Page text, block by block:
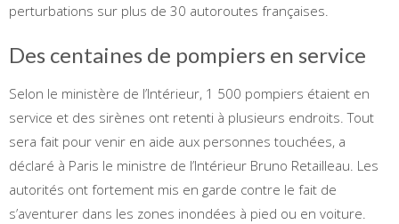
perturbations sur plus de 30 autoroutes françaises.
Des centaines de pompiers en service
Selon le ministère de l’Intérieur, 1 500 pompiers étaient en
service et des sirènes ont retenti à plusieurs endroits. Tout
sera fait pour venir en aide aux personnes touchées, a
déclaré à Paris le ministre de l’Intérieur Bruno Retailleau. Les
autorités ont fortement mis en garde contre le fait de
s’aventurer dans les zones inondées à pied ou en voiture.